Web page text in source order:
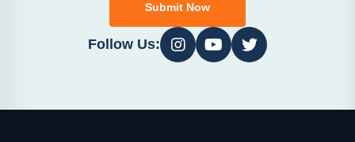
Submit Now
Follow Us: